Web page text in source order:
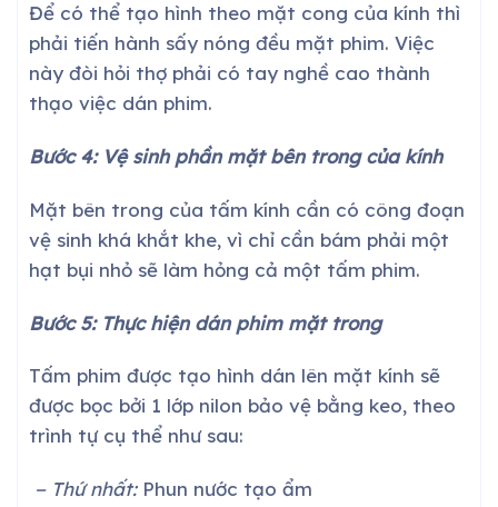
Để có thể tạo hình theo mặt cong của kính thì
phải tiến hành sấy nóng đều mặt phim. Việc
này đòi hỏi thợ phải có tay nghề cao thành
thạo việc dán phim.
Bước 4: Vệ sinh phần mặt bên trong của kính
Mặt bên trong của tấm kính cần có công đoạn
vệ sinh khá khắt khe, vì chỉ cần bám phải một
hạt bụi nhỏ sẽ làm hỏng cả một tấm phim.
Bước 5: Thực hiện dán phim mặt trong
Tấm phim được tạo hình dán lên mặt kính sẽ
được bọc bởi 1 lớp nilon bảo vệ bằng keo, theo
trình tự cụ thể như sau:
− Thứ nhất:Phun nước tạo ẩm